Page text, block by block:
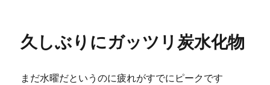
久しぶりにガッツリ炭水化物
まだ水曜だというのに疲れがすでにピークです